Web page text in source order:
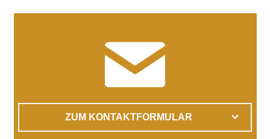
ZUM KONTAKTFORMULAR